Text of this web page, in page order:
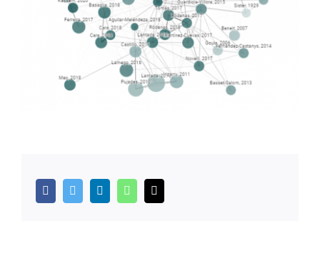
facebooktwitter linkedin whatsapp